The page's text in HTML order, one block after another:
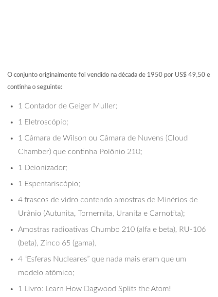
O conjunto originalmente foi vendido na década de 1950 por US$ 49,50 e
continha o seguinte:
1 Contador de Geiger Muller;
1 Eletroscópio;
1 Câmara de Wilson ou Câmara de Nuvens (Cloud
Chamber) que continha Polônio 210;
1 Deionizador;
1 Espentariscópio;
4 frascos de vidro contendo amostras de Minérios de
Urânio (Autunita, Tornernita, Uranita e Carnotita);
Amostras radioativas Chumbo 210 (alfa e beta), RU-106
(beta), Zinco 65 (gama),
4 “Esferas Nucleares” que nada mais eram que um
modelo atômico;
1 Livro: Learn How Dagwood Splits the Atom!